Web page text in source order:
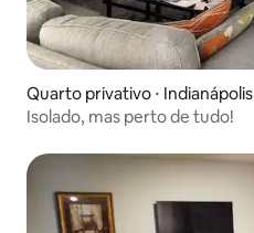
Quarto privativo ⋅ Indianápolis
Isolado, mas perto de tudo!